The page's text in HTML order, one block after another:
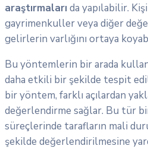
araştırmaları da yapılabilir.
gayrimenkuller veya diğer
gelirlerin varlığını ortaya
Bu yöntemlerin bir arada
daha etkili bir şekilde tespit
bir yöntem, farklı açılardan
değerlendirme sağlar. Bu tür
süreçlerinde tarafların mali
şekilde değerlendirilmesine